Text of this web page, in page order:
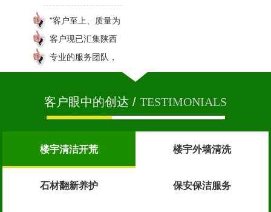
"客户至上、质量为
本、诚信为先"的核
心价值观；
客户现已汇集陕西
省大部分地区；
专业的服务团队，
响应客户请求，西
安创达物业客户率
客户眼中的创达 / TESTIMONIALS
楼宇清洁开荒 楼宇外墙清洗
石材翻新养护 保安保洁服务